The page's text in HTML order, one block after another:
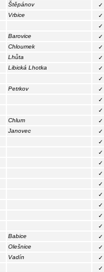
Štěpánov
✓
Vrbice
✓
✓
Barovice
✓
Chloumek
✓
Lhůta
✓
Libická Lhotka
✓
✓
Petrkov
✓
✓
✓
Chlum
✓
Janovec
✓
✓
✓
✓
✓
✓
✓
✓
✓
✓
Babice
✓
Olešnice
✓
Vadín
✓
✓